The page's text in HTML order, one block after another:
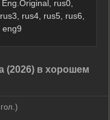
rus0,
rus4, rus5, rus6,
eng9
(2026) в хорошем
гол.)